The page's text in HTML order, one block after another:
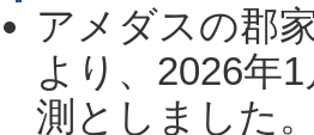
アメダスの郡
より、2026年
測としました